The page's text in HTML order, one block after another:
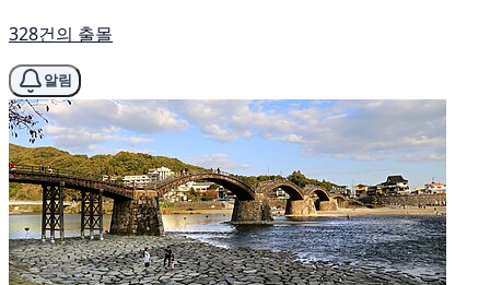
328건의 출몰
알림